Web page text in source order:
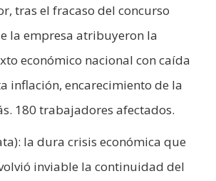
tras el fracaso del concurso
la empresa atribuyeron la
económico nacional con caída
inflación, encarecimiento de la
180 trabajadores afectados.
la dura crisis económica que
inviable la continuidad del